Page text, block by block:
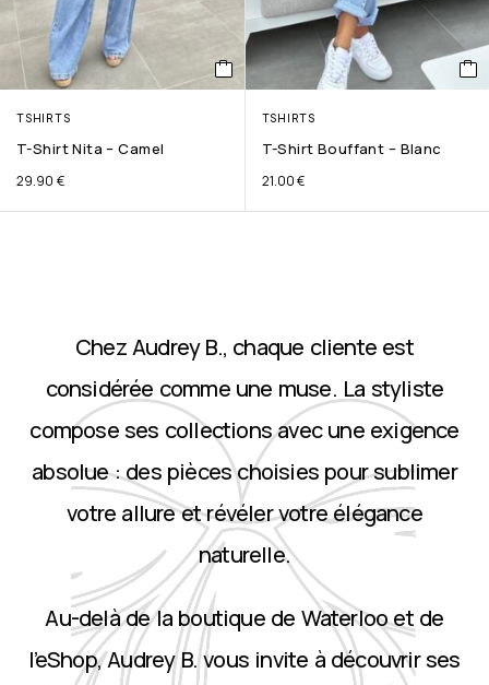
TSHIRTS
T-Shirt Nita – Camel
29.90 €
TSHIRTS
T-Shirt Bouffant – Blanc
21.00€
Chez Audrey B., chaque cliente est
considérée comme une muse. La styliste
compose ses collections avec une exigence
absolue : des pièces choisies pour sublimer
votre allure et révéler votre élégance
naturelle.
Au-delà de la boutique de Waterloo et de
l’eShop, Audrey B. vous invite à découvrir ses